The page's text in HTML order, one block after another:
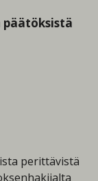
päätöksistä
perittävistä